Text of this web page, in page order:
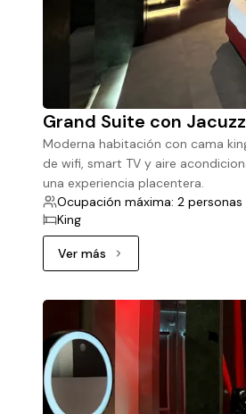
Grand Suite con
Moderna habitación con cama
de wifi, smart TV y aire
una experiencia placentera.
Ocupación máxima: 2 personas
King
Ver másVer más: Grand Suite con